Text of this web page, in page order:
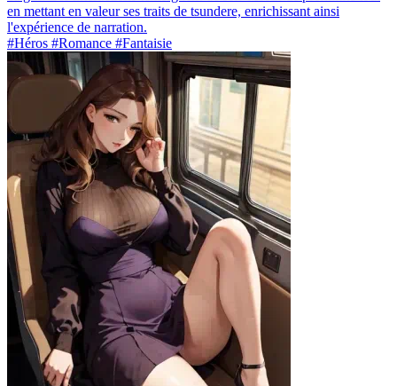
en mettant en valeur ses traits de tsundere, enrichissant ainsi
l'expérience de narration.
#Héros #Romance #Fantaisie